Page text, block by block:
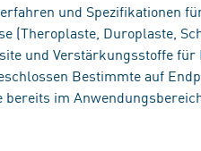
und Spezifikationen
(Theroplaste, Duroplaste,
und Verstärkungsstoffe für
Bestimmte auf
im